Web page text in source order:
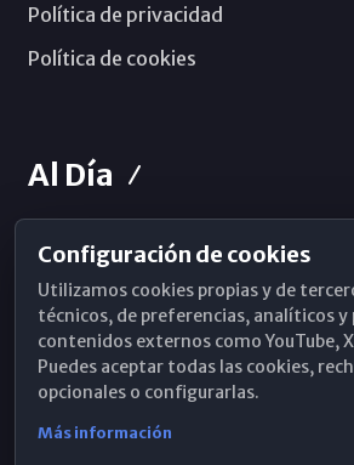
Política de privacidad
Política de cookies
Al Día
Horarios de Misa
Hemeroteca
WhatsApp
Configuración de cookies
Utilizamos cookies propias y de
técnicos, de preferencias, analíticos
contenidos externos como YouTube,
Puedes aceptar todas las cookies,
opcionales o configurarlas.
Más información